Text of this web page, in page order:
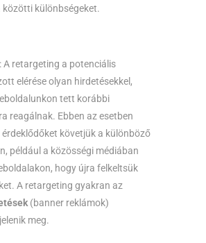
közötti különbségeket.
: A retargeting a potenciális
elérése olyan hirdetésekkel,
tett korábbi
reagálnak. Ebben az esetben
követjük a különböző
például a közösségi médiában
hogy újra felkeltsük
A retargeting gyakran az
(banner reklámok)
meg.